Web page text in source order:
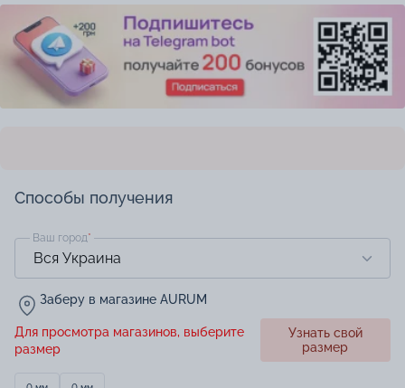
Способы получения
Ваш город*
Заберу в магазине AURUM
Для просмотра магазинов, выберите
размер
Узнать свой
размер